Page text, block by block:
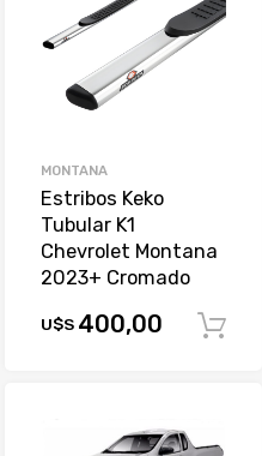
MONTANA
Estribos Keko
Tubular K1
Chevrolet Montana
2023+ Cromado
U$S 400,00